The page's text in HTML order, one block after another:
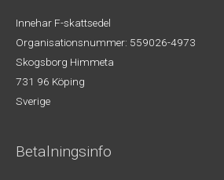
Innehar F-skattsedel
Organisationsnummer: 559026-4973
Skogsborg Himmeta
731 96 Köping
Sverige
Betalningsinfo